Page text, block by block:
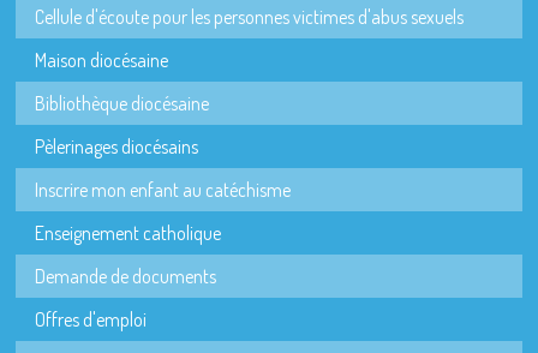
Cellule d'écoute pour les personnes victimes d'abus sexuels
Maison diocésaine
Bibliothèque diocésaine
Pèlerinages diocésains
Inscrire mon enfant au catéchisme
Enseignement catholique
Demande de documents
Offres d'emploi